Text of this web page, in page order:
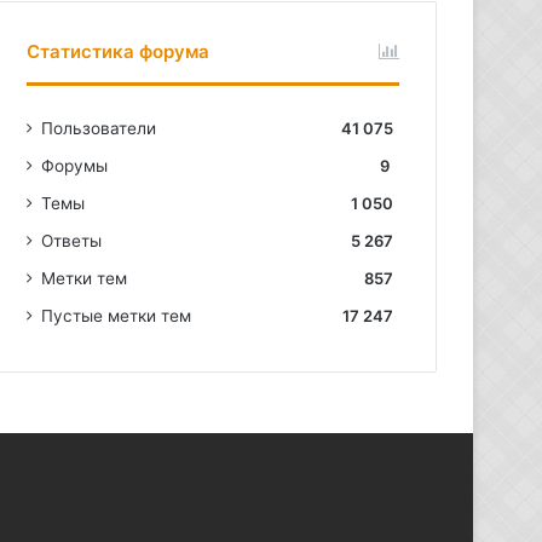
Статистика форума
Пользователи
41 075
Форумы
9
Темы
1 050
Ответы
5 267
Метки тем
857
Пустые метки тем
17 247